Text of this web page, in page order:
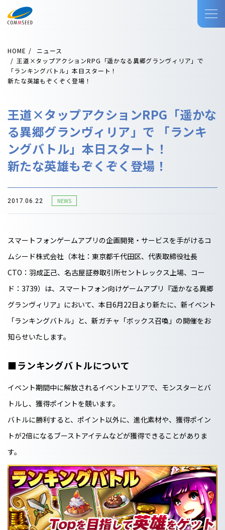
HOME
ニュース
王道×タップアクションRPG「遥かなる異郷グランヴィリア」で
「ランキングバトル」本日スタート！
新たな英雄もぞくぞく登場！
王道×タップアクションRPG「遥かな
る異郷グランヴィリア」で 「ランキ
ングバトル」本日スタート！
新たな英雄もぞくぞく登場！
2017.06.22 NEWS
スマートフォンゲームアプリの企画開発・サービスを手がけるコ
ムシード株式会社（本社：東京都千代田区、代表取締役社長
CTO：羽成正己、名古屋証券取引所セントレックス上場、コー
ド：3739）は、スマートフォン向けゲームアプリ『遥かなる異郷
グランヴィリア』において、本日6月22日より新たに、新イベント
「ランキングバトル」と、新ガチャ「ボックス召喚」の開催をお
知らせいたします。
■ランキングバトルについて
イベント期間中に解放されるイベントエリアで、モンスターとバ
トルし、獲得ポイントを競います。
バトルに勝利すると、ポイント以外に、進化素材や、獲得ポイン
トが2倍になるブーストアイテムなどが獲得できることがありま
す。